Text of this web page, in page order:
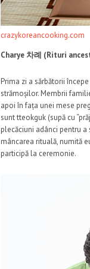
crazykoreancooking.com
Charye 차례 (Rituri
Prima zi a sărbătorii
strămoșilor. Membrii
apoi în fața unei mese
sunt tteokguk (supă cu
plecăciuni adânci pentru
mâncarea rituală, numită
participă la ceremonie.